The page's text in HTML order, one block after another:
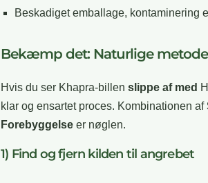
Beskadiget emballage, kontaminering
Bekæmp det: Naturlige
Hvis du ser Khapra-billen slippe af med
klar og ensartet proces. Kombinationen af
Forebyggelse er nøglen.
1) Find og fjern kilden til angrebet